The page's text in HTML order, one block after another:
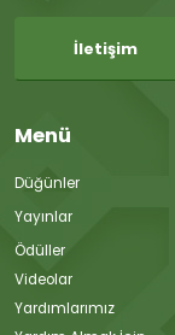
İletişim
Menü
Düğünler
Yayınlar
Ödüller
Videolar
Yardımlarımız